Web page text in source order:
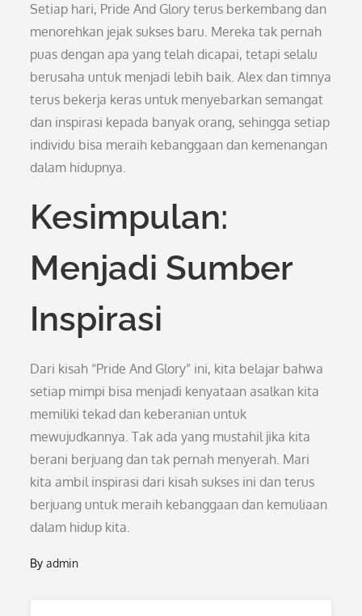
Setiap hari, Pride And Glory terus berkembang dan
menorehkan jejak sukses baru. Mereka tak pernah
puas dengan apa yang telah dicapai, tetapi selalu
berusaha untuk menjadi lebih baik. Alex dan timnya
terus bekerja keras untuk menyebarkan semangat
dan inspirasi kepada banyak orang, sehingga setiap
individu bisa meraih kebanggaan dan kemenangan
dalam hidupnya.
Kesimpulan:
Menjadi Sumber
Inspirasi
Dari kisah “Pride And Glory” ini, kita belajar bahwa
setiap mimpi bisa menjadi kenyataan asalkan kita
memiliki tekad dan keberanian untuk
mewujudkannya. Tak ada yang mustahil jika kita
berani berjuang dan tak pernah menyerah. Mari
kita ambil inspirasi dari kisah sukses ini dan terus
berjuang untuk meraih kebanggaan dan kemuliaan
dalam hidup kita.
Byadmin